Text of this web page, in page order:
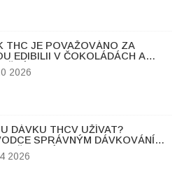
THC JE POVAŽOVÁNO ZA
EDIBILII V ČOKOLÁDÁCH A
2026
DÁVKU THCV UŽÍVAT?
SPRÁVNÝM DÁVKOVÁNÍM
2026